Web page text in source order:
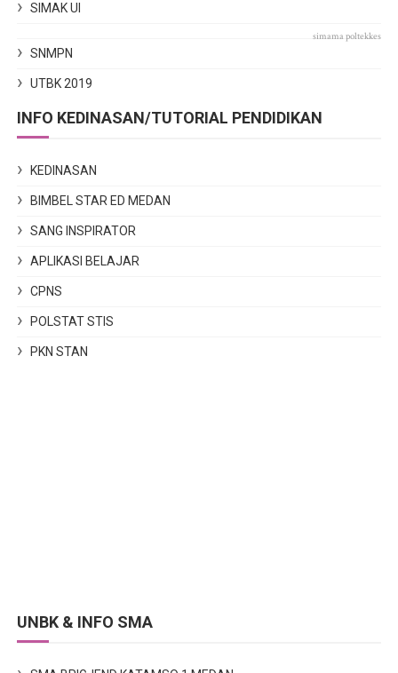
SIMAK UI
simama poltekkes
SNMPN
UTBK 2019
INFO KEDINASAN/TUTORIAL PENDIDIKAN
KEDINASAN
BIMBEL STAR ED MEDAN
SANG INSPIRATOR
APLIKASI BELAJAR
CPNS
POLSTAT STIS
PKN STAN
UNBK & INFO SMA